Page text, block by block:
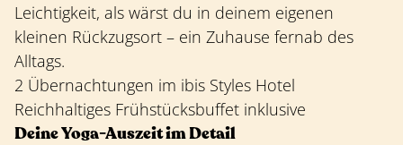
Leichtigkeit, als wärst du in deinem eigenen
kleinen Rückzugsort – ein Zuhause fernab des
Alltags.
2 Übernachtungen im ibis Styles Hotel
Reichhaltiges Frühstücksbuffet inklusive
Deine Yoga-Auszeit im Detail